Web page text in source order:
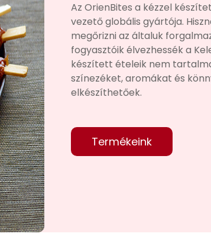
Az OrienBites a kézzel
vezető globális gyártója.
megőrizni az általuk
fogyasztóik élvezhessék a
készített ételeik nem
színezéket, aromákat és
elkészíthetőek.
Termékeink